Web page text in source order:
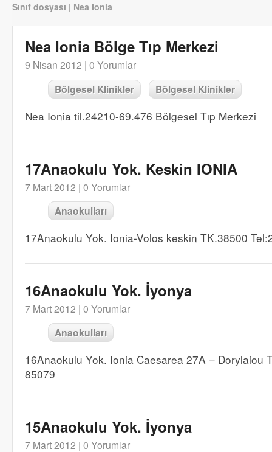
Sınıf dosyası | Nea Ionia
Nea Ionia Bölge Tıp Merkezi
9 Nisan 2012 | 0 Yorumlar
Bölgesel Klinikler Bölgesel Klinikler
Nea Ionia til.24210-69.476 Bölgesel Tıp Merkezi
17Anaokulu Yok. Keskin IONIA
7 Mart 2012 | 0 Yorumlar
Anaokulları
17Anaokulu Yok. Ionia-Volos keskin TK.38500
16Anaokulu Yok. İyonya
7 Mart 2012 | 0 Yorumlar
Anaokulları
16Anaokulu Yok. Ionia Caesarea 27A – Dorylaiou
85079
15Anaokulu Yok. İyonya
7 Mart 2012 | 0 Yorumlar